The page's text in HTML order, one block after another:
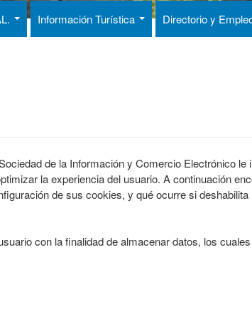
Información Turística Directorio y
de la Información y Comercio Electrónico
la experiencia del usuario. A continuación
de sus cookies, y qué ocurre si
con la finalidad de almacenar datos, los